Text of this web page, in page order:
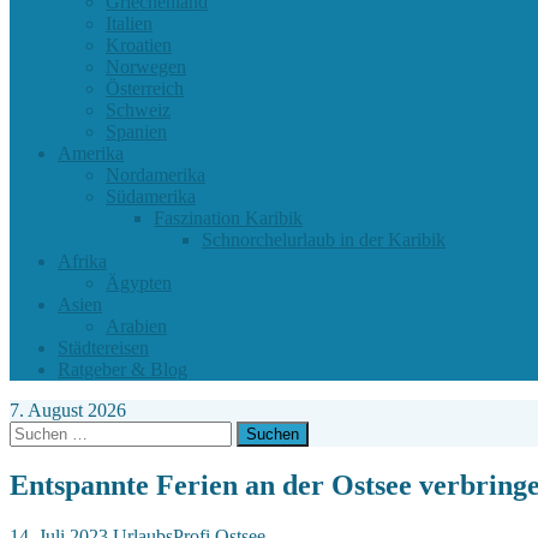
Italien
Kroatien
Norwegen
Österreich
Schweiz
Spanien
Amerika
Nordamerika
Südamerika
Faszination Karibik
Schnorchelurlaub in der Karibik
Afrika
Ägypten
Asien
Arabien
Städtereisen
Ratgeber & Blog
7. August 2026
Suchen
nach:
Entspannte Ferien an der Ostsee